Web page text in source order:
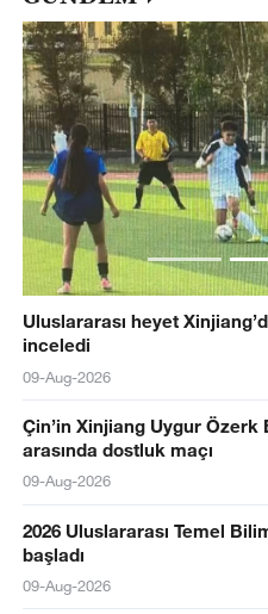
Uluslararası heyet
inceledi
09-Aug-2026
Çin’in Xinjiang Uygur Özerk
arasında dostluk maçı
09-Aug-2026
2026 Uluslararası Temel
başladı
09-Aug-2026